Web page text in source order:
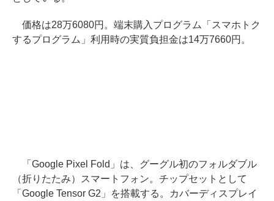
価格は28万6080円。端末購入プログラム「スマホトク
するプログラム」利用時の実質負担金は14万7660円。
「Google Pixel Fold」は、グーグル初のフォルダブル
（折りたたみ）スマートフォン。チップセットとして
「Google Tensor G2」を搭載する。カバーディスプレイ